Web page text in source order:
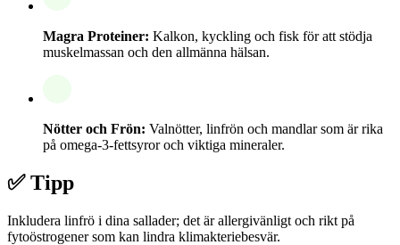
Magra Proteiner: Kalkon, kyckling och fisk för att stödja
muskelmassan och den allmänna hälsan.
Nötter och Frön: Valnötter, linfrön och mandlar som är rika
på omega-3-fettsyror och viktiga mineraler.
✅ Tipp
Inkludera linfrö i dina sallader; det är allergivänligt och rikt på
fytoöstrogener som kan lindra klimakteriebesvär.